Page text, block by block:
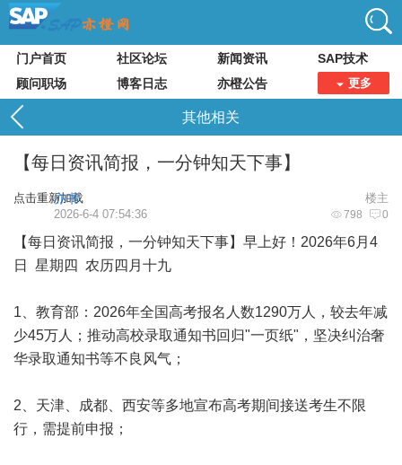
门户首页 社区论坛 新闻资讯
SAP技术
顾问职场
博客日志 亦橙公告 更多
其他相关
【每日资讯简报，一分钟知天下事】
点击重新加载 楼主
亦书
798 0
2026-6-4 07:54:36
【每日资讯简报，一分钟知天下事】早上好！2026年6月4
日 星期四 农历四月十九
1、教育部：2026年全国高考报名人数1290万人，较去年减
少45万人；推动高校录取通知书回归"一页纸"，坚决纠治奢
华录取通知书等不良风气；
2、天津、成都、西安等多地宣布高考期间接送考生不限
行，需提前申报；